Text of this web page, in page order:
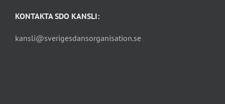
KONTAKTA SDO KANSLI:
kansli@sverigesdansorganisation.se